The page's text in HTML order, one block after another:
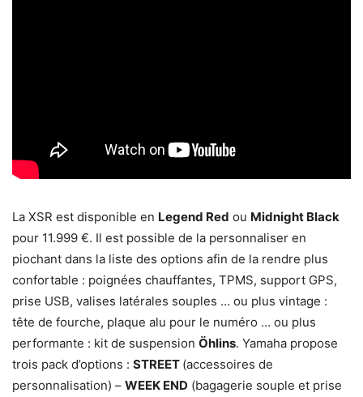
La XSR est disponible en Legend Red ou Midnight Black
pour 11.999 €. Il est possible de la personnaliser en
piochant dans la liste des options afin de la rendre plus
confortable : poignées chauffantes, TPMS, support GPS,
prise USB, valises latérales souples … ou plus vintage :
tête de fourche, plaque alu pour le numéro … ou plus
performante : kit de suspension Öhlins. Yamaha propose
trois pack d’options : STREET (accessoires de
personnalisation) – WEEK END (bagagerie souple et prise